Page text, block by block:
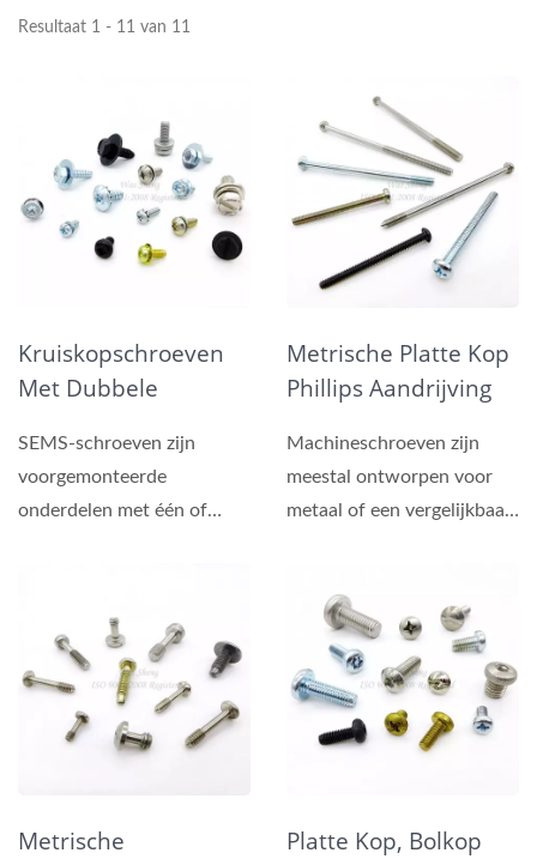
Resultaat 1 - 11 van 11
Kruiskopschroeven
Met Dubbele
Machineschroeven
SEMS-schroeven zijn
voorgemonteerde
onderdelen met één of
Metrische Platte Kop
Phillips Aandrijving
Machineschroeven zijn
meestal ontworpen voor
metaal of een vergelijkbaar
Metrische
Platte Kop, Bolkop